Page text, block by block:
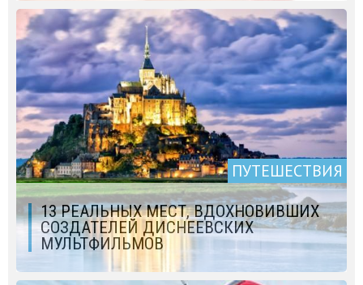
ПУТЕШЕСТВИЯ
13 РЕАЛЬНЫХ МЕСТ, ВДОХНОВИВШИХ
СОЗДАТЕЛЕЙ ДИСНЕЕВСКИХ
МУЛЬТФИЛЬМОВ